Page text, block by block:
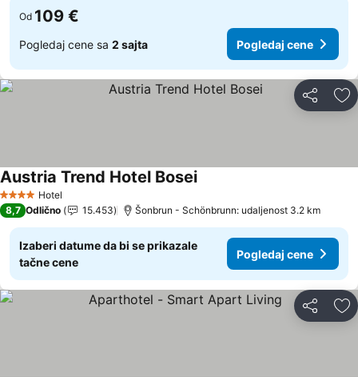
Od 109 €
Pogledaj cene sa 2 sajta Pogledaj cene
Deli
4 ZvezdiceHotel
Austria Trend Hotel Bosei
8,7 Odlično 15.453 Šonbrun - Schönbrunn: udaljenost 3.2 km
Izaberi datume da bi se prikazale
tačne cene
Pogledaj cene
Deli